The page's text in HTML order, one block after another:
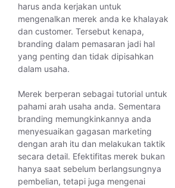
harus anda kerjakan untuk
mengenalkan merek anda ke khalayak
dan customer. Tersebut kenapa,
branding dalam pemasaran jadi hal
yang penting dan tidak dipisahkan
dalam usaha.
Merek berperan sebagai tutorial untuk
pahami arah usaha anda. Sementara
branding memungkinkannya anda
menyesuaikan gagasan marketing
dengan arah itu dan melakukan taktik
secara detail. Efektifitas merek bukan
hanya saat sebelum berlangsungnya
pembelian, tetapi juga mengenai